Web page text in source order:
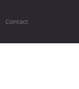
Contact